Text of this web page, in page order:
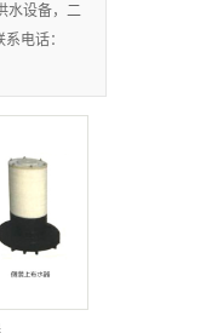
水设备，二
电话：